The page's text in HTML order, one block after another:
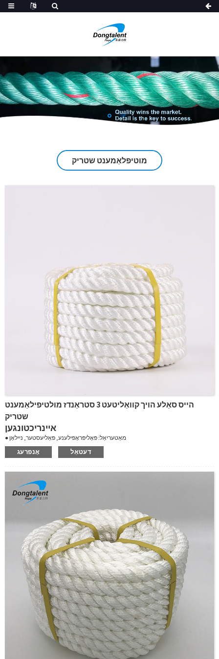
מוטיפלאַמענט שטריק
הייס סאַלע הויך קוואַליטעט 3 סטראַנדז מולטיפילאַמענט
שטריק
איינריכטונגען
● מאַטעריאַל: פּאָליפּראָפּילענע, פּאַליעסטער, ניילאָן
● גרייס: 4-35מם
● סטרוקטור: 3 אָדער 4 סטראַנדז
● גוט קעגנשטעל צו יראָוזשאַן דורך רובֿ קעמיקאַלז און מאַרינע אָרגאַניזאַמז
אָנפרעג דעטאַל